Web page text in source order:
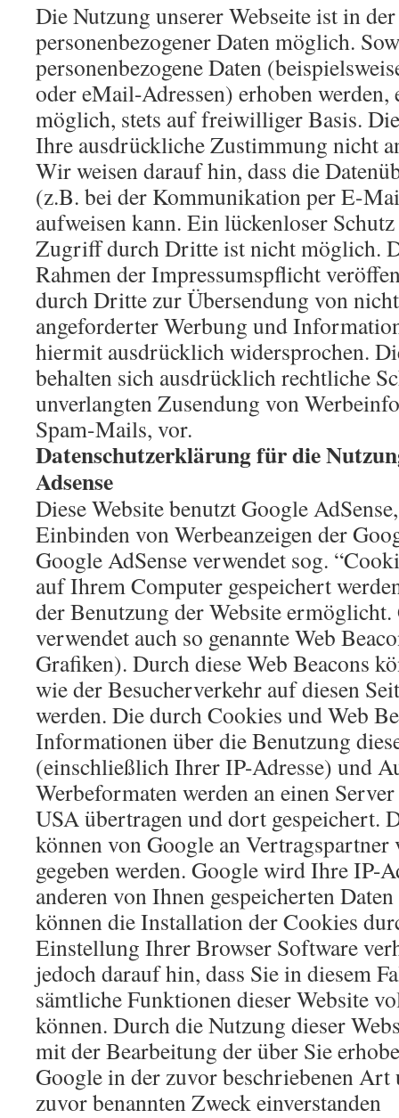
Die Nutzung unserer Webseite ist in
personenbezogener Daten möglich.
personenbezogene Daten
oder eMail-Adressen) erhoben
möglich, stets auf freiwilliger Basis.
Ihre ausdrückliche Zustimmung nicht
Wir weisen darauf hin, dass die
(z.B. bei der Kommunikation per E-
aufweisen kann. Ein lückenloser
Zugriff durch Dritte ist nicht möglich.
Rahmen der Impressumspflicht
durch Dritte zur Übersendung von
angeforderter Werbung und
hiermit ausdrücklich widersprochen.
behalten sich ausdrücklich rechtliche
unverlangten Zusendung von
Spam-Mails, vor.
Datenschutzerklärung für die
Adsense
Diese Website benutzt Google
Einbinden von Werbeanzeigen der
Google AdSense verwendet sog.
auf Ihrem Computer gespeichert
der Benutzung der Website ermöglicht.
verwendet auch so genannte Web
Grafiken). Durch diese Web Beacons
wie der Besucherverkehr auf diesen
werden. Die durch Cookies und Web
Informationen über die Benutzung
(einschließlich Ihrer IP-Adresse) und
Werbeformaten werden an einen
USA übertragen und dort gespeichert.
können von Google an
gegeben werden. Google wird Ihre IP-
anderen von Ihnen gespeicherten
können die Installation der Cookies
Einstellung Ihrer Browser Software
jedoch darauf hin, dass Sie in diesem
sämtliche Funktionen dieser Website
können. Durch die Nutzung dieser
mit der Bearbeitung der über Sie
Google in der zuvor beschriebenen Art
zuvor benannten Zweck einverstanden